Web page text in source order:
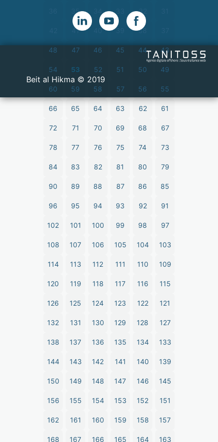
32
35
38
39
40
41
43
44
45
46
47
48
49
50
51
52
53
54
55
56
57
58
59
60
61
62
63
64
65
66
67
68
69
70
71
72
73
74
75
76
77
78
79
80
81
82
83
84
85
86
87
88
89
90
91
92
93
94
95
96
97
98
99
100
101
102
103
104
105
106
107
108
109
110
111
112
113
114
115
116
117
118
119
120
121
122
123
124
125
126
127
128
129
130
131
132
133
134
135
136
137
138
139
140
141
142
143
144
145
146
147
148
149
150
151
152
153
154
155
156
157
158
159
160
161
162
163
164
165
166
167
168
2019 © Beit al Hikma